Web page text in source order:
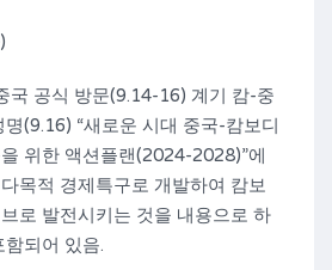
국 공식 방문(9.14-16) 계기 캄-중
(9.16) “새로운 시대 중국-캄보디
위한 액션플랜(2024-2028)”에
목적 경제특구로 개발하여 캄보
로 발전시키는 것을 내용으로 하
되어 있음.